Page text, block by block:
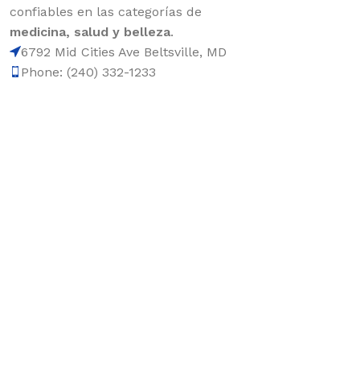
confiables en las categorías de
medicina, salud y belleza.
6792 Mid Cities Ave Beltsville, MD
Phone: (240) 332-1233